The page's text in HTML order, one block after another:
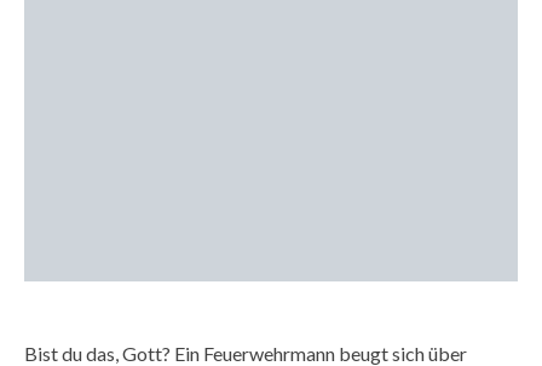
Bist du das, Gott? Ein Feuerwehrmann beugt sich über